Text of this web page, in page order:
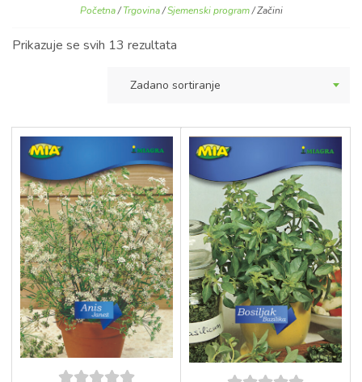
Početna/Trgovina/Sjemenski program/ Začini
Prikazuje se svih 13 rezultata
Zadano sortiranje